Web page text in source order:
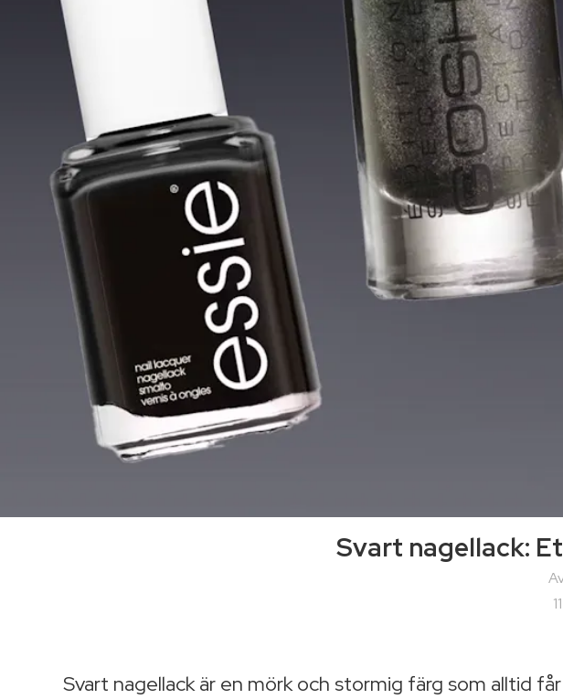
Svart nagellack:
Svart nagellack är en mörk och stormig färg som alltid